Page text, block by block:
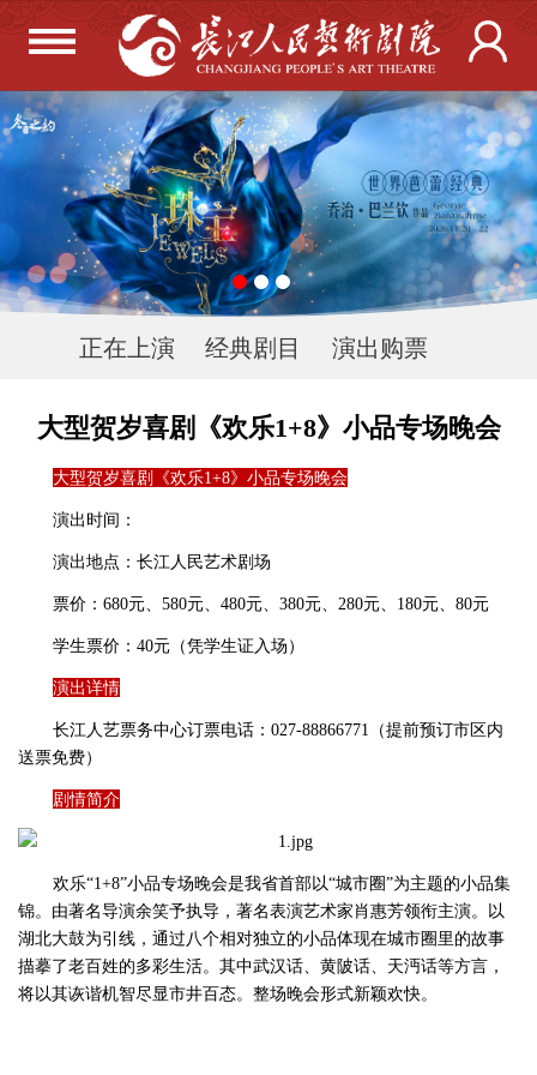
正在上演 经典剧目 演出购票
大型贺岁喜剧《欢乐1+8》小品专场晚会
大型贺岁喜剧《欢乐1+8》小品专场晚会
演出时间：
演出地点：长江人民艺术剧场
票价：680元、580元、480元、380元、280元、180元、80元
学生票价：40元（凭学生证入场）
演出详情
长江人艺票务中心订票电话：027-88866771（提前预订市区内
送票免费）
剧情简介
欢乐“1+8”小品专场晚会是我省首部以“城市圈”为主题的小品集
锦。由著名导演余笑予执导，著名表演艺术家肖惠芳领衔主演。以
湖北大鼓为引线，通过八个相对独立的小品体现在城市圈里的故事
描摹了老百姓的多彩生活。其中武汉话、黄陂话、天沔话等方言，
将以其诙谐机智尽显市井百态。整场晚会形式新颖欢快。